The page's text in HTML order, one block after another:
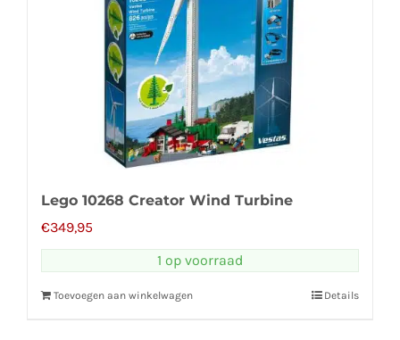
Lego 10268 Creator Wind Turbine
€349,95
1 op voorraad
Toevoegen aan winkelwagen Details